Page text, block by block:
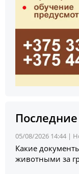
05/08/2026 14:44 |
Какие
животными за